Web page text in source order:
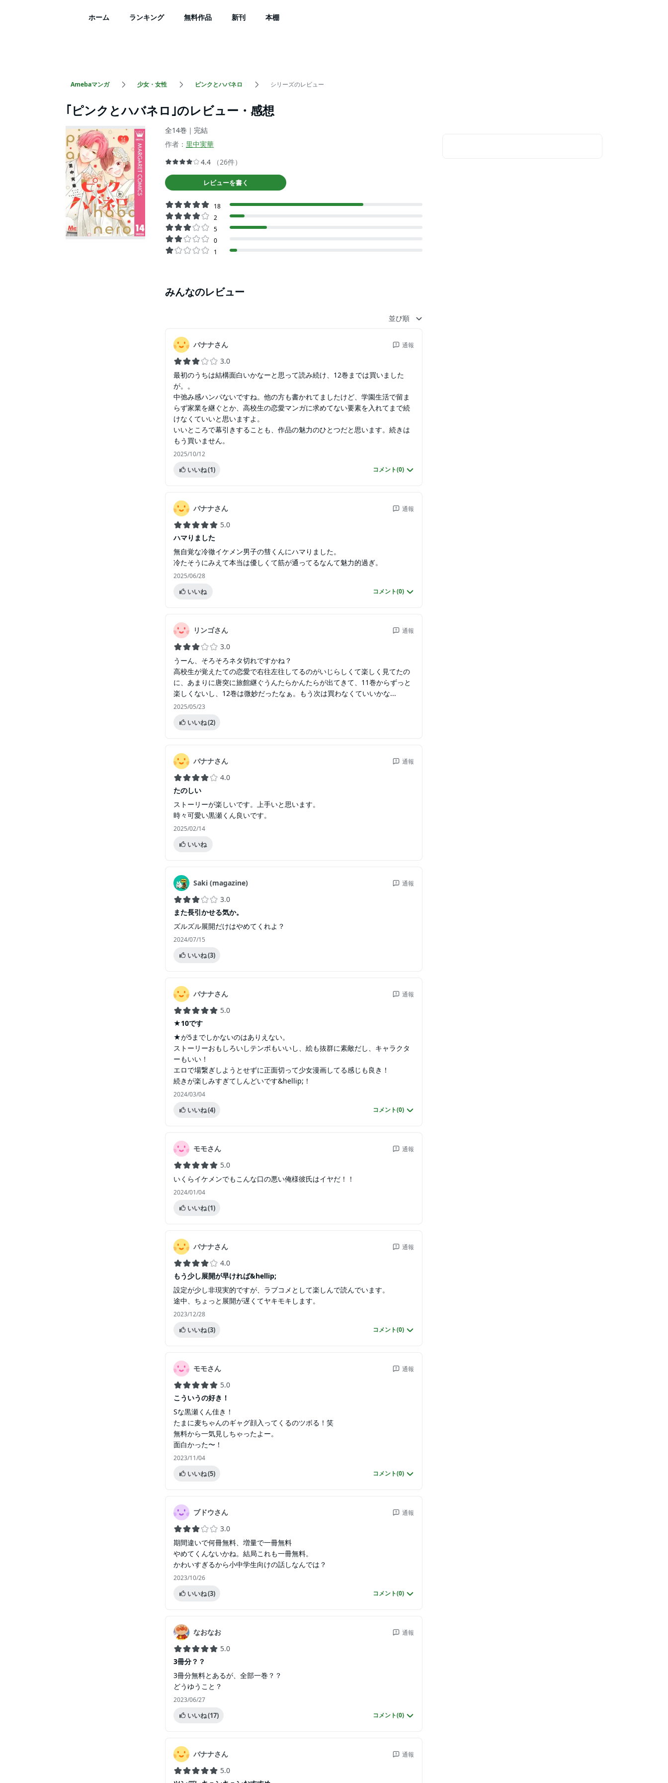
ホーム ランキング 無料作品 新刊 本棚
Amebaマンガ 少女・女性 ピンクとハバネロ シリーズのレビュー
｢ピンクとハバネロ｣のレビュー・感想
全14巻｜完結
作者： 里中実華
4.4
（26件）
レビューを書く
18
2
5
0
1
みんなのレビュー
並び順
バナナさん 通報
3.0
最初のうちは結構面白いかなーと思って読み続け、12巻までは買いました
が。。
中弛み感ハンパないですね。他の方も書かれてましたけど、学園生活で留ま
らず家業を継ぐとか、高校生の恋愛マンガに求めてない要素を入れてまで続
けなくていいと思いますよ。
いいところで幕引きすることも、作品の魅力のひとつだと思います。続きは
もう買いません。
2025/10/12
いいね(1) コメント(0)
バナナさん 通報
5.0
ハマりました
無自覚な冷徹イケメン男子の彗くんにハマりました。
冷たそうにみえて本当は優しくて筋が通ってるなんて魅力的過ぎ。
2025/06/28
いいね コメント(0)
リンゴさん 通報
3.0
うーん、そろそろネタ切れですかね？
高校生が覚えたての恋愛で右往左往してるのがいじらしくて楽しく見てたの
に、あまりに唐突に旅館継ぐうんたらかんたらが出てきて、11巻からずっと
楽しくないし、12巻は微妙だったなぁ。もう次は買わなくていいかな...
2025/05/23
いいね(2)
バナナさん 通報
4.0
たのしい
ストーリーが楽しいです。上手いと思います。
時々可愛い黒瀬くん良いです。
2025/02/14
いいね
Saki (magazine) 通報
3.0
また長引かせる気か。
ズルズル展開だけはやめてくれよ？
2024/07/15
いいね(3)
バナナさん 通報
5.0
★10です
★が5までしかないのはありえない。
ストーリーおもしろいしテンポもいいし、絵も抜群に素敵だし、キャラクタ
ーもいい！
エロで場繋ぎしようとせずに正面切って少女漫画してる感じも良き！
続きが楽しみすぎてしんどいです&hellip;！
2024/03/04
いいね(4) コメント(0)
モモさん 通報
5.0
いくらイケメンでもこんな口の悪い俺様彼氏はイヤだ！！
2024/01/04
いいね(1)
バナナさん 通報
4.0
もう少し展開が早ければ&hellip;
設定が少し非現実的ですが、ラブコメとして楽しんで読んでいます。
途中、ちょっと展開が遅くてヤキモキします。
2023/12/28
いいね(3) コメント(0)
モモさん 通報
5.0
こういうの好き！
Sな黒瀬くん佳き！
たまに麦ちゃんのギャグ顔入ってくるのツボる！笑
無料から一気見しちゃったよー。
面白かった〜！
2023/11/04
いいね(5) コメント(0)
ブドウさん 通報
3.0
期間違いで何冊無料、増量で一冊無料
やめてくんないかね。結局これも一冊無料。
かわいすぎるから小中学生向けの話しなんでは？
2023/10/26
いいね(3) コメント(0)
なおなお 通報
5.0
3冊分？？
3冊分無料とあるが、全部一巻？？
どうゆうこと？
2023/06/27
いいね(17) コメント(0)
バナナさん 通報
5.0